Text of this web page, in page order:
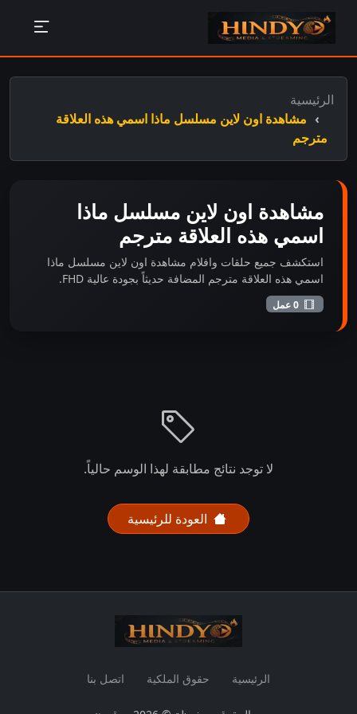
الرئيسية
مشاهدة اون لاين مسلسل ماذا اسمي هذه العلاقة
مترجم
مشاهدة اون لاين مسلسل ماذا
اسمي هذه العلاقة مترجم
استكشف جميع حلقات وافلام مشاهدة اون لاين مسلسل ماذا
اسمي هذه العلاقة مترجم المضافة حديثاً بجودة عالية FHD.
لا توجد نتائج مطابقة لهذا الوسم حالياً.
العودة للرئيسية
الرئيسية حقوق الملكية اتصل بنا